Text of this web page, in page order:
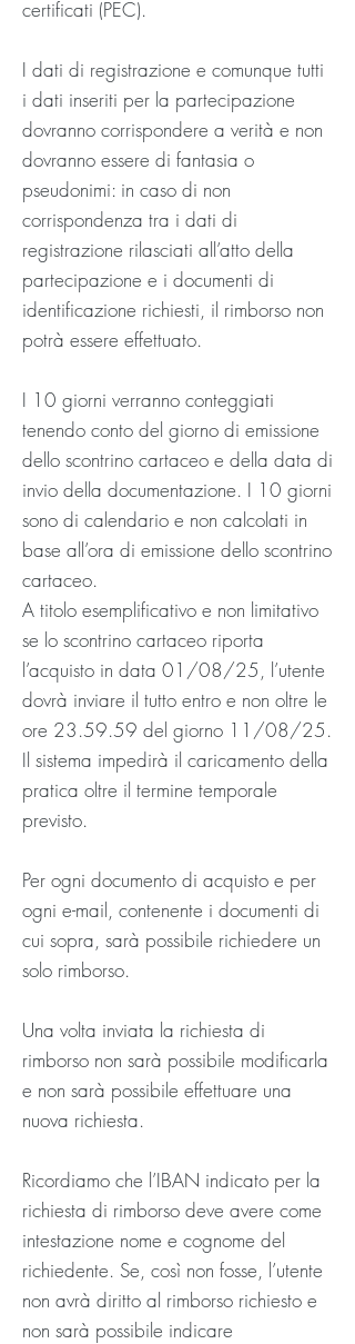
certificati (PEC).
I dati di registrazione e comunque tutti
i dati inseriti per la partecipazione
dovranno corrispondere a verità e non
dovranno essere di fantasia o
pseudonimi: in caso di non
corrispondenza tra i dati di
registrazione rilasciati all’atto della
partecipazione e i documenti di
identificazione richiesti, il rimborso non
potrà essere effettuato.
I 10 giorni verranno conteggiati
tenendo conto del giorno di emissione
dello scontrino cartaceo e della data di
invio della documentazione. I 10 giorni
sono di calendario e non calcolati in
base all’ora di emissione dello scontrino
cartaceo.
A titolo esemplificativo e non limitativo
se lo scontrino cartaceo riporta
l’acquisto in data 01/08/25, l’utente
dovrà inviare il tutto entro e non oltre le
ore 23.59.59 del giorno 11/08/25.
Il sistema impedirà il caricamento della
pratica oltre il termine temporale
previsto.
Per ogni documento di acquisto e per
ogni e-mail, contenente i documenti di
cui sopra, sarà possibile richiedere un
solo rimborso.
Una volta inviata la richiesta di
rimborso non sarà possibile modificarla
e non sarà possibile effettuare una
nuova richiesta.
Ricordiamo che l’IBAN indicato per la
richiesta di rimborso deve avere come
intestazione nome e cognome del
richiedente. Se, così non fosse, l’utente
non avrà diritto al rimborso richiesto e
non sarà possibile indicare